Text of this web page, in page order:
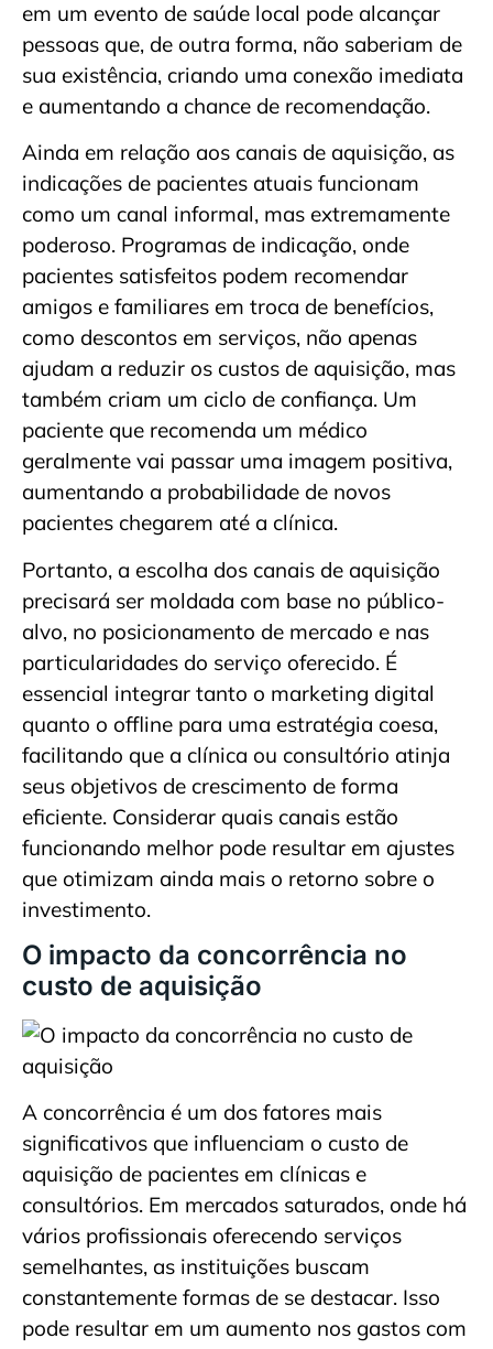
em um evento de saúde local pode alcançar
pessoas que, de outra forma, não saberiam de
sua existência, criando uma conexão imediata
e aumentando a chance de recomendação.
Ainda em relação aos canais de aquisição, as
indicações de pacientes atuais funcionam
como um canal informal, mas extremamente
poderoso. Programas de indicação, onde
pacientes satisfeitos podem recomendar
amigos e familiares em troca de benefícios,
como descontos em serviços, não apenas
ajudam a reduzir os custos de aquisição, mas
também criam um ciclo de confiança. Um
paciente que recomenda um médico
geralmente vai passar uma imagem positiva,
aumentando a probabilidade de novos
pacientes chegarem até a clínica.
Portanto, a escolha dos canais de aquisição
precisará ser moldada com base no público-
alvo, no posicionamento de mercado e nas
particularidades do serviço oferecido. É
essencial integrar tanto o marketing digital
quanto o offline para uma estratégia coesa,
facilitando que a clínica ou consultório atinja
seus objetivos de crescimento de forma
eficiente. Considerar quais canais estão
funcionando melhor pode resultar em ajustes
que otimizam ainda mais o retorno sobre o
investimento.
O impacto da concorrência no
custo de aquisição
A concorrência é um dos fatores mais
significativos que influenciam o custo de
aquisição de pacientes em clínicas e
consultórios. Em mercados saturados, onde há
vários profissionais oferecendo serviços
semelhantes, as instituições buscam
constantemente formas de se destacar. Isso
pode resultar em um aumento nos gastos com